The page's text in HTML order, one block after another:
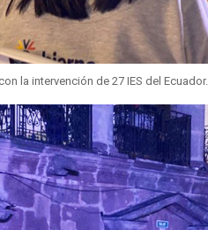
la intervención de 27 IES del Ecuador.